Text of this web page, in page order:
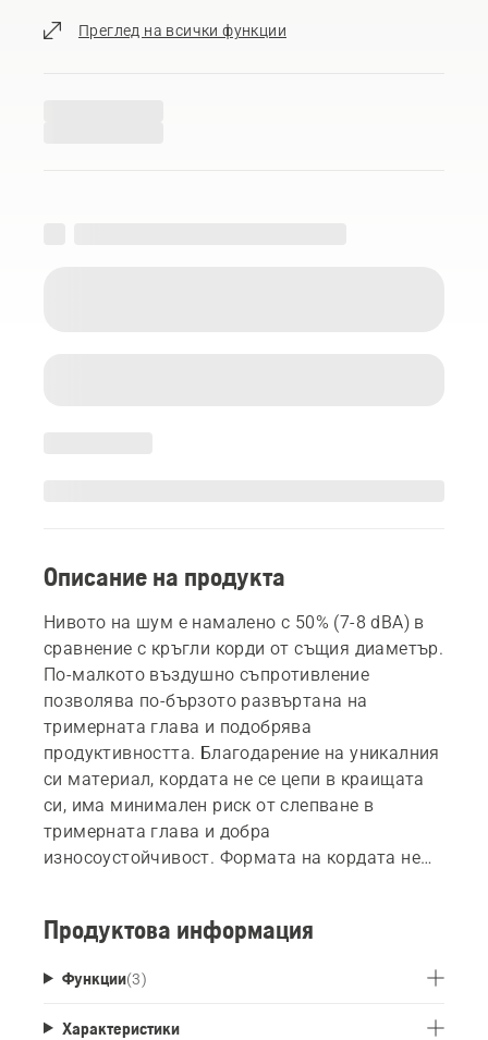
Преглед на всички функции
Описание на продукта
Нивото на шум е намалено с 50% (7-8 dBA) в
сравнение с кръгли корди от същия диаметър.
По-малкото въздушно съпротивление
позволява по-бързото развъртана на
тримерната глава и подобрява
продуктивността. Благодарение на уникалния
си материал, кордата не се цепи в краищата
си, има минимален риск от слепване в
тримерната глава и добра
износоустойчивост. Формата на кордата не
Продуктова информация
Функции(3)
Характеристики